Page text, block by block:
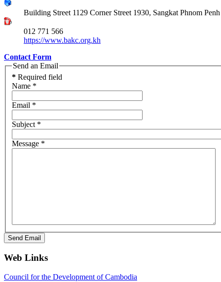
Building Street 1129 Corner Street 1930, Sangkat Phnom
012​ 771​ 566
https://www.bakc.org.kh
Contact Form
Send an Email
* Required field
Name *
Email *
Subject *
Message *
Send Email
Web Links
Council for the Development of Cambodia